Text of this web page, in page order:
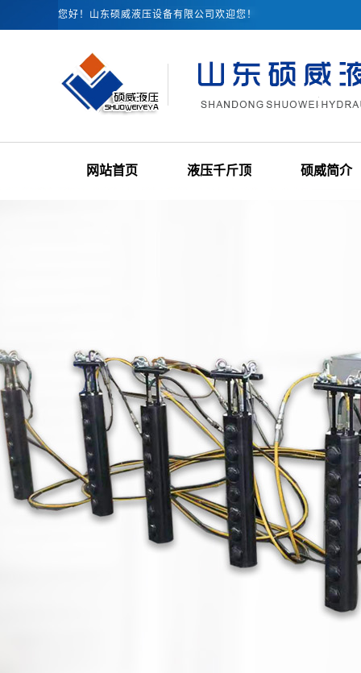
您好！山东硕威液压设备有限公司欢迎您！
网站首页 液压千斤顶 硕威简介